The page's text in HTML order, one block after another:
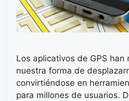
Los aplicativos de GPS han
nuestra forma de
convirtiéndose en
para millones de usuarios.